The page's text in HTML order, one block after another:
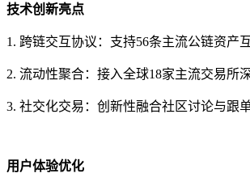
技术创新亮点
1. 跨链交互协议：支持56条主流公链资产
2. 流动性聚合：接入全球18家主流交易所
3. 社交化交易：创新性融合社区讨论与跟
用户体验优化